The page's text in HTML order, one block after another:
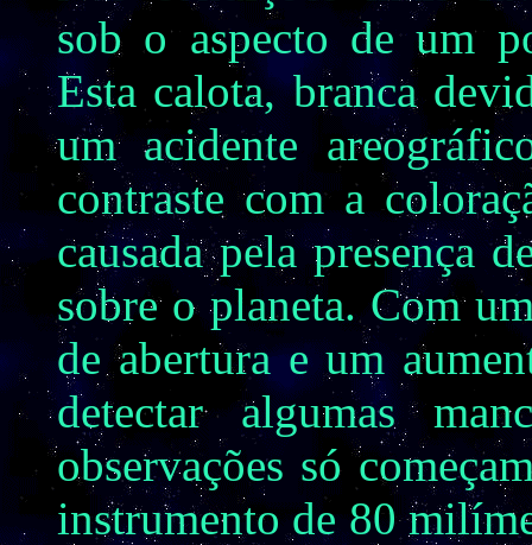
sob o aspecto de um
Esta calota, branca
um acidente
contraste com a
causada pela presença
sobre o planeta. Com
de abertura e um
detectar algumas
observações só
instrumento de 80